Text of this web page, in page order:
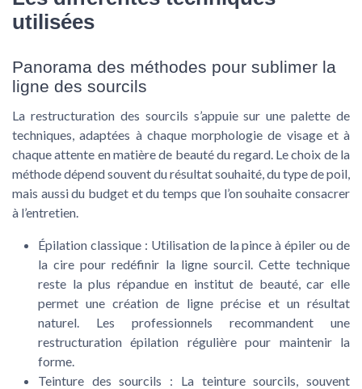
utilisées
Panorama des méthodes pour sublimer la
ligne des sourcils
La restructuration des sourcils s’appuie sur une palette de
techniques, adaptées à chaque morphologie de visage et à
chaque attente en matière de beauté du regard. Le choix de la
méthode dépend souvent du résultat souhaité, du type de poil,
mais aussi du budget et du temps que l’on souhaite consacrer
à l’entretien.
Épilation classique: Utilisation de la pince à épiler ou de
la cire pour redéfinir la ligne sourcil. Cette technique
reste la plus répandue en institut de beauté, car elle
permet une création de ligne précise et un résultat
naturel. Les professionnels recommandent une
restructuration épilation régulière pour maintenir la
forme.
Teinture des sourcils : La teinture sourcils, souvent